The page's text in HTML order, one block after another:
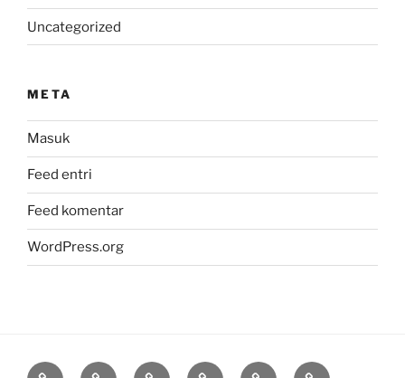
Uncategorized
META
Masuk
Feed entri
Feed komentar
WordPress.org
AdiwiyataGaleri RDM Sarpras Sejarah SRA